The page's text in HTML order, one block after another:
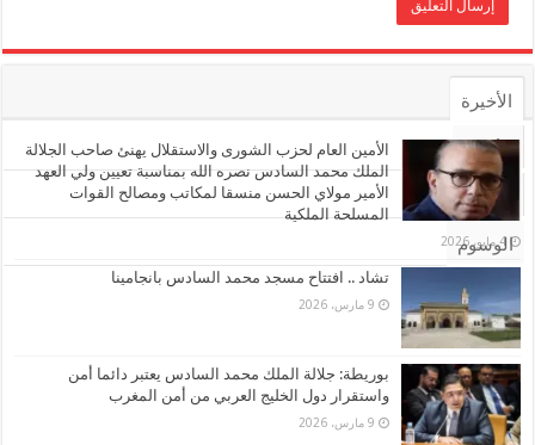
الأخيرة
الأشهر
تعليقات
الوسوم
الأمين العام لحزب الشورى والاستقلال يهنئ صاحب الجلالة
الملك محمد السادس نصره الله بمناسبة تعيين ولي العهد
الأمير مولاي الحسن منسقا لمكاتب ومصالح القوات
المسلحة الملكية
4 مايو، 2026
تشاد .. افتتاح مسجد محمد السادس بانجامينا
9 مارس، 2026
بوريطة: جلالة الملك محمد السادس يعتبر دائما أمن
واستقرار دول الخليج العربي من أمن المغرب
9 مارس، 2026